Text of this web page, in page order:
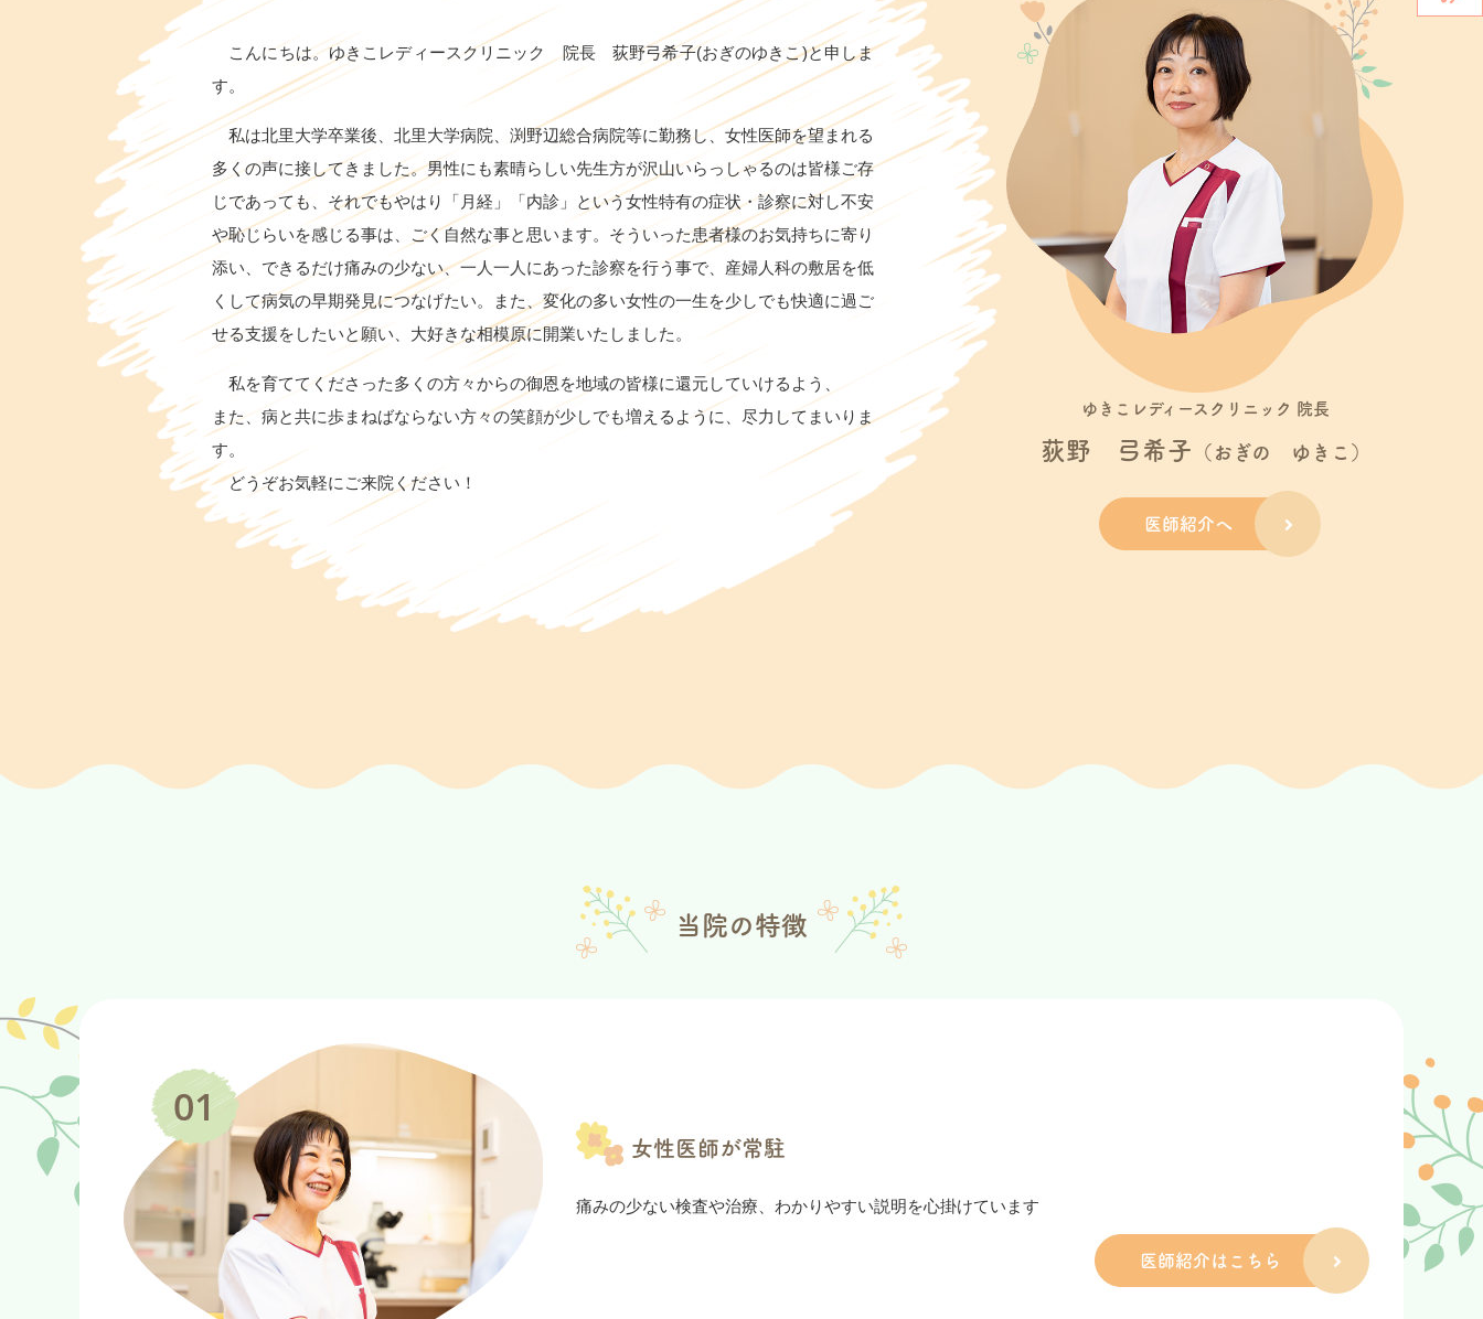
現行の仕組みでは確認できないため、できるだけおくすり手帳をご提出ください。
・アプリで管理されている方： お手数おかけしてしまいますが、問診票に薬剤名の転記をお願いいたします。
お手数をおかけします。ご協力のほどよろしくお願いいたします。
2024.02.20
院内ではマスク着用をお願いいたします
換気に努めておりますが、感染症防止のため、お手数かと存じますがご来院の際はマスク着用をお願いいたします。
2024.10.30
発熱や咳嗽等の体調不良時の受診について
発熱や咳嗽等の体調不良時は、ご自身への侵襲的検査を行った場合に体調悪化を助長させる恐れがあること、また院
内感染防止のため、受診をお控えいただき、内科等での加療を優先してください。当院処方薬が足りなくなる等の止
むをえない事情がある場合は対応をご相談させていただきますので、診療時間内にお電話のほどよろしくお願いいた
2025.08.08
頻回なキャンセルにつきまして
予約診療へのご協力、誠にありがとうございます。予約時間は細かく設定しておりますが、患者様データのお渡し間
違いを避けるためでもあり、ご予約時間通りにお呼びできないことがあります。診療状況により１時間前後（土曜日
2023.06.08
院内の通信環境につきまして
どうぞご活用ください。
2023.01.16
こんにちは。ゆきこレディースクリニック 院長 荻野弓希子(おぎのゆきこ)と申しま
す。
私は北里大学卒業後、北里大学病院、渕野辺総合病院等に勤務し、女性医師を望まれる
多くの声に接してきました。男性にも素晴らしい先生方が沢山いらっしゃるのは皆様ご存
じであっても、それでもやはり「月経」「内診」という女性特有の症状・診察に対し不安
や恥じらいを感じる事は、ごく自然な事と思います。そういった患者様のお気持ちに寄り
添い、できるだけ痛みの少ない、一人一人にあった診察を行う事で、産婦人科の敷居を低
くして病気の早期発見につなげたい。また、変化の多い女性の一生を少しでも快適に過ご
せる支援をしたいと願い、大好きな相模原に開業いたしました。
私を育ててくださった多くの方々からの御恩を地域の皆様に還元していけるよう、
また、病と共に歩まねばならない方々の笑顔が少しでも増えるように、尽力してまいりま
す。
どうぞお気軽にご来院ください！
ゆきこレディースクリニック 院長
荻野 弓希子 （おぎの ゆきこ）
医師紹介へ
当院の特徴
女性医師が常駐
痛みの少ない検査や治療、わかりやすい説明を心掛けています
医師紹介はこちら